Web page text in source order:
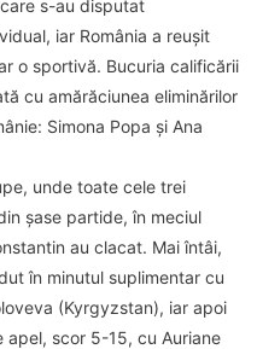
s-au disputat
iar România a reușit
o sportivă. Bucuria calificării
cu amărăciunea eliminărilor
Simona Popa și Ana
unde toate cele trei
șase partide, în meciul
au clacat. Mai întâi,
în minutul suplimentar cu
(Kyrgyzstan), iar apoi
scor 5-15, cu Auriane